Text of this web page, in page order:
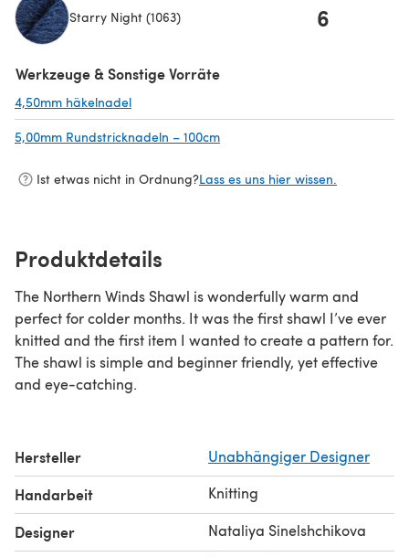
Starry Night (1063) 6
Werkzeuge & Sonstige Vorräte
4,50mm häkelnadel
5,00mm Rundstricknadeln – 100cm
Ist etwas nicht in Ordnung?Lass es uns hier wissen.
Produktdetails
The Northern Winds Shawl is wonderfully warm and
perfect for colder months. It was the first shawl I’ve ever
knitted and the first item I wanted to create a pattern for.
The shawl is simple and beginner friendly, yet effective
and eye-catching.
Hersteller Unabhängiger Designer
Handarbeit Knitting
Designer Nataliya Sinelshchikova